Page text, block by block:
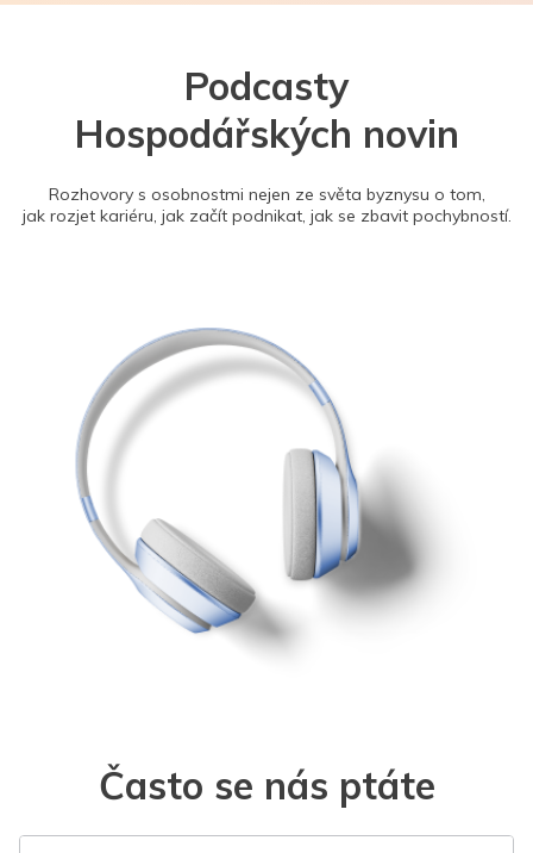
Podcasty
Hospodářských novin
Rozhovory s osobnostmi nejen ze světa byznysu o tom,
jak rozjet kariéru, jak začít podnikat, jak se zbavit pochybností.
Často se nás ptáte